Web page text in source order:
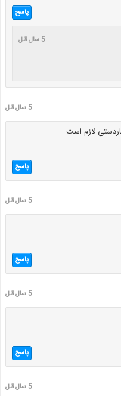
پاسخ
5 سال قبل
5 سال قبل
لازم است
پاسخ
5 سال قبل
پاسخ
5 سال قبل
پاسخ
5 سال قبل